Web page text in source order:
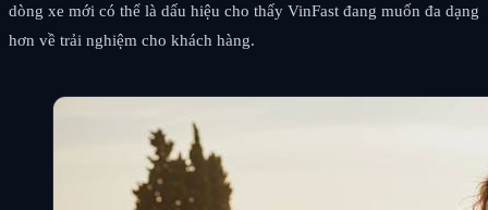
dòng xe mới có thể là dấu hiệu cho thấy VinFast đang muốn đa dạng
hơn về trải nghiệm cho khách hàng.